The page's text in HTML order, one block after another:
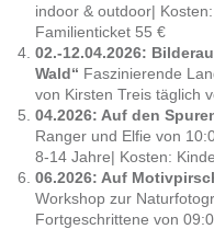
indoor & outdoor|
Familienticket 55 €
02.-12.04.2026:
Wald“ Faszinierende
von Kirsten Treis täglich
04.2026: Auf den
Ranger und Elfie von
8-14 Jahre| Kosten:
06.2026: Auf
Workshop zur
Fortgeschrittene von